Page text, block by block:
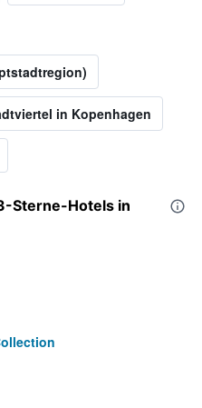
in Kopenhagen
Sterne-Hotels in